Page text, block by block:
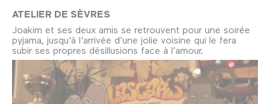
ATELIER DE SÈVRES
Joakim et ses deux amis se retrouvent pour une soirée
pyjama, jusqu'à l'arrivée d’une jolie voisine qui le fera
subir ses propres désillusions face à l’amour.